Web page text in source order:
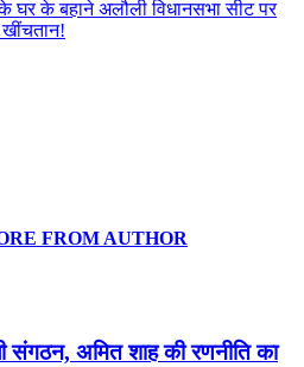
घर के बहाने अलौली विधानसभा सीट पर
FROM AUTHOR
अमित शाह की रणनीति का